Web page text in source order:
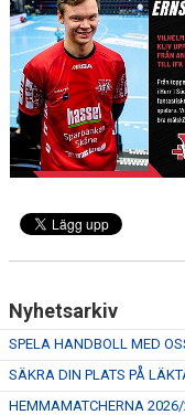
Nyhetsarkiv
SPELA HANDBOLL MED
SÄKRA DIN PLATS PÅ
HEMMAMATCHERNA